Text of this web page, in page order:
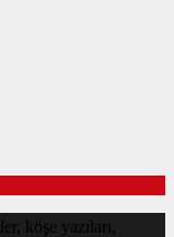
köşe yazıları,